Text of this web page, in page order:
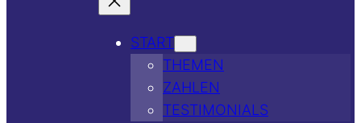
START
THEMEN
ZAHLEN
TESTIMONIALS